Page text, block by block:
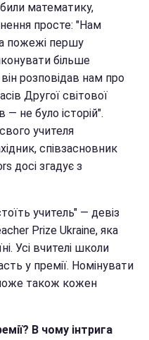
математику,
просте: "Нам
пожежі першу
більше
розповідав нам про
Другої світової
не було історій".
учителя
співзасновник
досі згадує з
учитель" — девіз
Prize Ukraine, яка
Усі вчителі школи
у премії. Номінувати
також кожен
В чому інтрига